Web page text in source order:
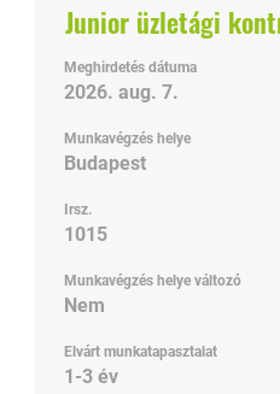
Cím
Junior üzletági
Meghirdetés dátuma
2026. aug. 7.
Munkavégzés helye
Budapest
Irsz.
1015
Munkavégzés helye változó
Nem
Elvárt munkatapasztalat
1-3 év
Jelölje
ki
a
szóköz
az
állásinformáció
teljes
tartalmának